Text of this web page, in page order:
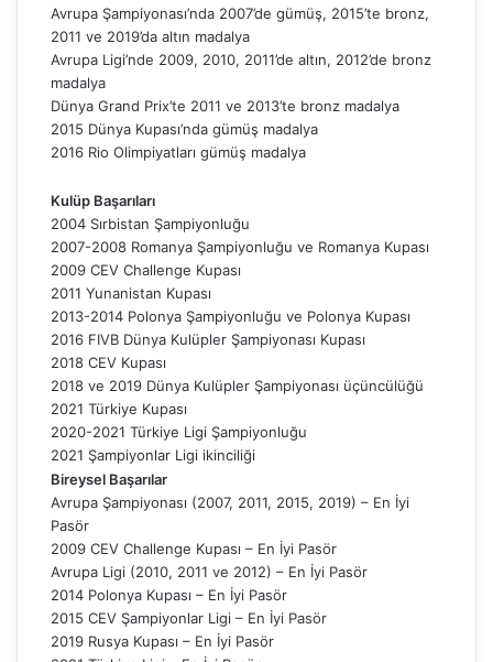
Avrupa Şampiyonası’nda 2007’de gümüş, 2015’te bronz,
2011 ve 2019’da altın madalya
Avrupa Ligi’nde 2009, 2010, 2011’de altın, 2012’de bronz
madalya
Dünya Grand Prix’te 2011 ve 2013’te bronz madalya
2015 Dünya Kupası’nda gümüş madalya
2016 Rio Olimpiyatları gümüş madalya
Kulüp Başarıları
2004 Sırbistan Şampiyonluğu
2007-2008 Romanya Şampiyonluğu ve Romanya Kupası
2009 CEV Challenge Kupası
2011 Yunanistan Kupası
2013-2014 Polonya Şampiyonluğu ve Polonya Kupası
2016 FIVB Dünya Kulüpler Şampiyonası Kupası
2018 CEV Kupası
2018 ve 2019 Dünya Kulüpler Şampiyonası üçüncülüğü
2021 Türkiye Kupası
2020-2021 Türkiye Ligi Şampiyonluğu
2021 Şampiyonlar Ligi ikinciliği
Bireysel Başarılar
Avrupa Şampiyonası (2007, 2011, 2015, 2019) – En İyi
Pasör
2009 CEV Challenge Kupası – En İyi Pasör
Avrupa Ligi (2010, 2011 ve 2012) – En İyi Pasör
2014 Polonya Kupası – En İyi Pasör
2015 CEV Şampiyonlar Ligi – En İyi Pasör
2019 Rusya Kupası – En İyi Pasör